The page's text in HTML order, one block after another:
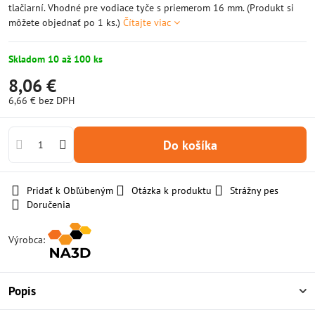
tlačiarní. Vhodné pre vodiace tyče s priemerom 16 mm. (Produkt si
môžete objednať po 1 ks.) Čítajte viac
Skladom 10 až 100 ks
8,06 €
6,66 € bez DPH
Do košíka
Pridať k Obľúbeným Otázka k produktu
Strážny pes
Doručenia
Výrobca:
Popis